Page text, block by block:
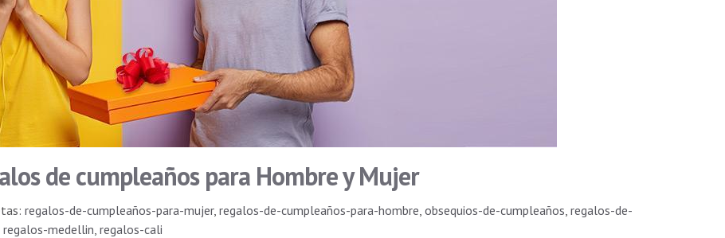
de cumpleaños para Hombre y Mujer
regalos-de-cumpleaños-para-mujer, regalos-de-cumpleaños-para-hombre, obsequios-de-cumpleaños, regalos-de-
regalos-medellin, regalos-cali